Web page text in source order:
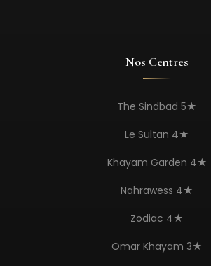
Nos Centres
The Sindbad 5★
Le Sultan 4★
Khayam Garden 4★
Nahrawess 4★
Zodiac 4★
Omar Khayam 3★